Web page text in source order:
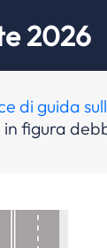
2026
di guida
in figura